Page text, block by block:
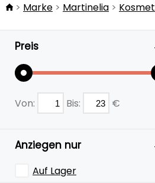
Marke Martinelia
Preis
Von: Bis: €
Anziegen nur
Auf Lager